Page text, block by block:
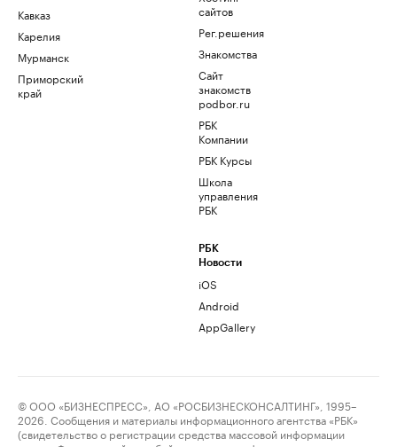
Кавказ
Карелия
Мурманск
Приморский
край
сайтов
Рег.решения
Знакомства
Сайт
знакомств
podbor.ru
РБК
Компании
РБК Курсы
Школа
управления
РБК
РБК
Новости
iOS
Android
AppGallery
© ООО «БИЗНЕСПРЕСС», АО «РОСБИЗНЕСКОНСАЛТИНГ», 1995–
2026. Сообщения и материалы информационного агентства «РБК»
(свидетельство о регистрации средства массовой информации